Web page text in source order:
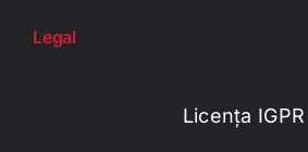
Legal
Licența IGPR